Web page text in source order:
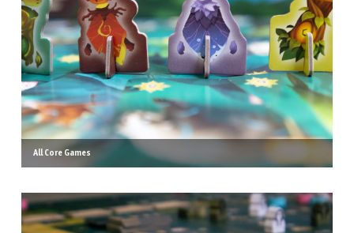
All Core Games